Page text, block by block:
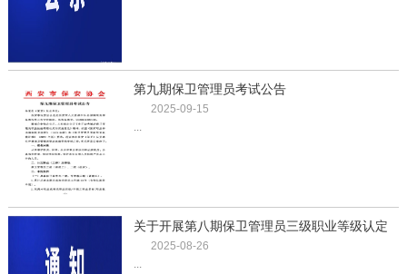
第九期保卫管理员考试公告
2025-09-15
...
关于开展第八期保卫管理员三级职业等级认定
的通知
2025-08-26
...